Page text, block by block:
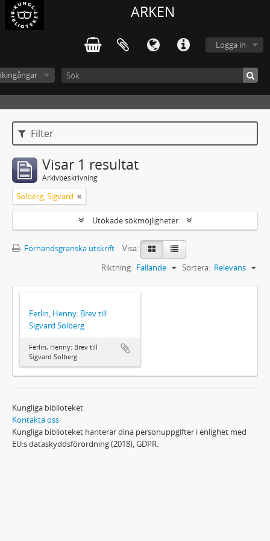
ARKEN
Logga in
Filter
Visar 1 resultat
Arkivbeskrivning
Solberg, Sigvard
Utökade sökmöjligheter
Förhandsgranska utskrift
Visa:
Sortera: Relevans
Riktning: Fallande
Ferlin, Henny: Brev till
Sigvard Solberg
Ferlin, Henny: Brev till
Sigvard Solberg
Kungliga biblioteket
Kontakta oss
Kungliga biblioteket hanterar dina personuppgifter i enlighet med
EU:s dataskyddsförordning (2018), GDPR.